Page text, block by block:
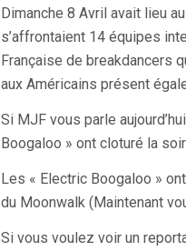
Dimanche 8 Avril avait lieu
s’affrontaient 14 équipes
Française de breakdancers
aux Américains présent
Si MJF vous parle
Boogaloo » ont cloturé la
Les « Electric Boogaloo »
du Moonwalk (Maintenant
Si vous voulez voir un